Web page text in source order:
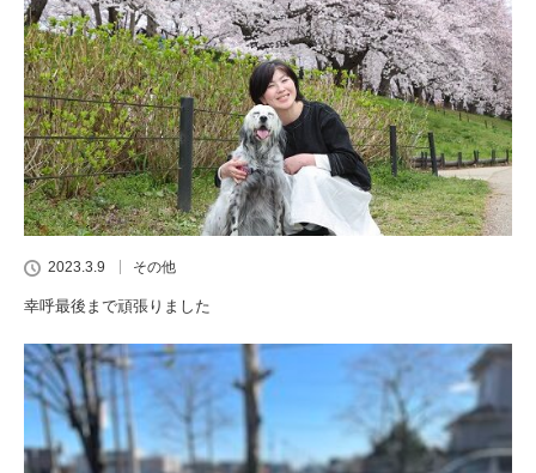
2023.3.9 その他
幸呼最後まで頑張りました